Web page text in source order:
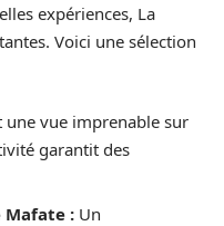
expériences, La
Voici une sélection
une vue imprenable sur
garantit des
Mafate : Un